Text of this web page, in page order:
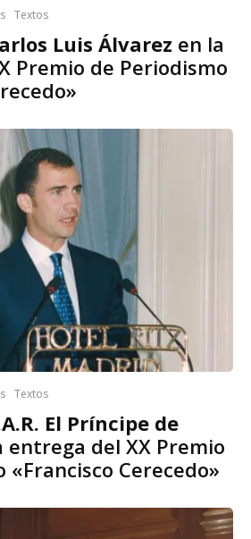
Textos
Luis Álvarez en la
Premio de Periodismo
Textos
El Príncipe de
entrega del XX Premio
«Francisco Cerecedo»